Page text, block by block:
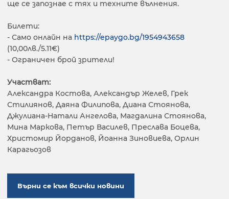
ще се запознае с тях и техните вълнения.
Билети:
- Само онлайн на https://epaygo.bg/1954943658
(10,00лв./5.11€)
- Ограничен брой зрители!
Участват:
Александра Костова, Александър Желев, Грек
Стилиянов, Даяна Филипова, Диана Стоянова,
Джулиана-Натали Ангелова, Магдалина Стоянова,
Мина Маркова, Петър Василев, Преслава Боцева,
Христомир Йорданов, Йоанна Зиновиева, Орлин
Карагьозов
Върни се към всички новини